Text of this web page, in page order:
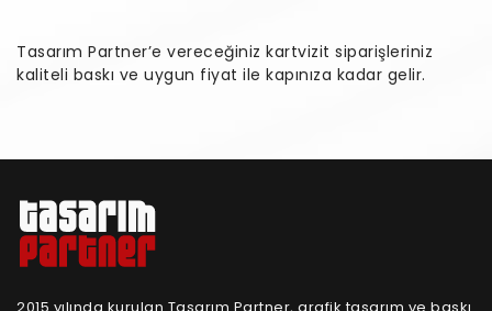
Tasarım Partner’e vereceğiniz kartvizit siparişleriniz
kaliteli baskı ve uygun fiyat ile kapınıza kadar gelir.